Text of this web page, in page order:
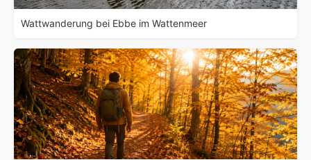
Wattwanderung bei Ebbe im Wattenmeer